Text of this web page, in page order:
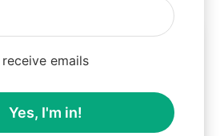
artikelen:
voor Google in 2024.
emails
Yes, I'm in!